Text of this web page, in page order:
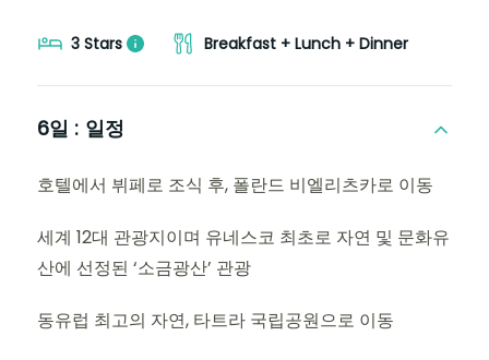
3 Stars Breakfast + Lunch + Dinner
6일 : 일정
호텔에서 뷔페로 조식 후, 폴란드 비엘리츠카로 이동
세계 12대 관광지이며 유네스코 최초로 자연 및 문화유
산에 선정된 ‘소금광산’ 관광
동유럽 최고의 자연, 타트라 국립공원으로 이동